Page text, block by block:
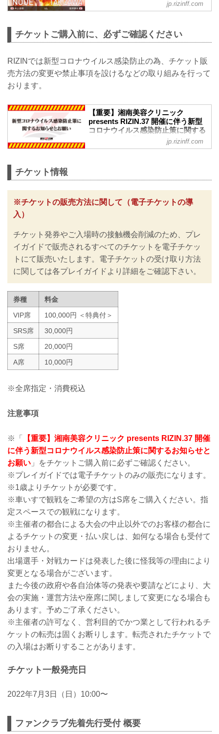
井上直樹 vs. 瀧澤謙太
所英男 vs. 神龍誠
所英男 vs. 神龍誠
元谷友貴 vs. 太田忍
RIZIN MMAルール：5分 3R（61.0kg）
RIZIN MMAルール：5分 3R（120.0kg）
関根“シュレック”秀樹 vs. スダリオ剛
佐々木憂流迦 vs. 中原由...
jp.rizinff.com
チケットご購入前に、必ずご確認ください
RIZINでは新型コロナウイルス感染防止の為、チケット販
売方法の変更や禁止事項を設けるなどの取り組みを行って
おります。
【重要】湘南美容クリニック
presents RIZIN.37 開催に伴う新型
コロナウイルス感染防止策に関する
お知らせとお願い - RIZIN
FIGHTING FEDERATION オフィシ
チケットご購入前に、必ずご確認くださ
RIZINではイベント開催に際し、日本スポ
ーツ協会が作成した「スポーツイベント
防止の為のチケットの販売方法の変更や
入退場規制の実施、また禁止事項を設け
るなど、新たな取り組みを行いますので
ご案内いたします。
皆さまには大変ご不便をおかけいたしま
ますよう努めてまいりますので、何卒ご
します。
※なおこ...
jp.rizinff.com
チケット情報
※チケットの販売方法に関して（電子チケットの導
入）
チケット発券やご入場時の接触機会削減のため、プレ
イガイドで販売されるすべてのチケットを電子チケッ
トにて販売いたします。電子チケットの受け取り方法
に関しては各プレイガイドより詳細をご確認下さい。
券種
料金
VIP席
100,000円 ＜特典付＞
SRS席
30,000円
S席
20,000円
A席
10,000円
※全席指定・消費税込
注意事項
※「
【重要】湘南美容クリニック presents RIZIN.37 開催
に伴う新型コロナウイルス感染防止策に関するお知らせと
お願い 」をチケットご購入前に必ずご確認ください。
※プレイガイドでは電子チケットのみの販売になります。
※1歳よりチケットが必要です。
※車いすで観戦をご希望の方はS席をご購入ください。指
定スペースでの観戦になります。
※主催者の都合による大会の中止以外でのお客様の都合に
よるチケットの変更・払い戻しは、如何なる場合も受付て
おりません。
出場選手・対戦カードは発表した後に怪我等の理由により
変更となる場合がございます。
また今後の政府や各自治体等の発表や要請などにより、大
会の実施・運営方法や座席に関しまして変更になる場合も
あります。予めご了承ください。
※主催者の許可なく、営利目的でかつ業として行われるチ
ケットの転売は固くお断りします。転売されたチケットで
の入場はお断りすることがあります。
チケット一般発売日
2022年7月3日（日）10:00〜
ファンクラブ先着先行受付 概要